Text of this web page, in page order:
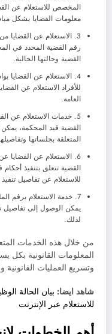
المخصص للاستعلام عن
معلومات القضايا بشكل
3. الاستعلام عن
رقم القضية المحدد في
القضية وحالتها الحالية.
4. الاستعلام عن القضايا
للأفراد الاستعلام عن
العامة.
5. خدمات الاستعلام عن
القضية قيد المحكمة،
المتعلقة بجلساتها
6. الاستعلام عن
القضية تتعلق بتنفيذ
للاستعلام عن تفاصيل تنفيذ
7. خدمة الاستعلام برقم
يمكن الوصول إلى تفاصيل
لذلك.
من خلال هذه الخدمات
المعلومات القانونية
وتسريع العمليات القانونية
شاهد ايضا:
للاستعلام عبر الإنترنت